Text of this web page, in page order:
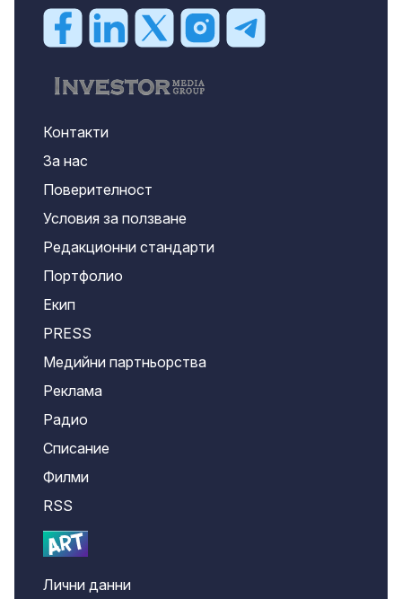
Контакти
За нас
Поверителност
Условия за ползване
Редакционни стандарти
Портфолио
Екип
PRESS
Медийни партньорства
Реклама
Радио
Списание
Филми
RSS
Лични данни